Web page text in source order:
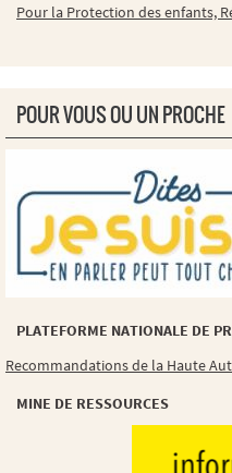
Pour la Protection des enfants,
POUR VOUS OU UN PROCHE
PLATEFORME NATIONALE DE
Recommandations de la Haute
MINE DE RESSOURCES